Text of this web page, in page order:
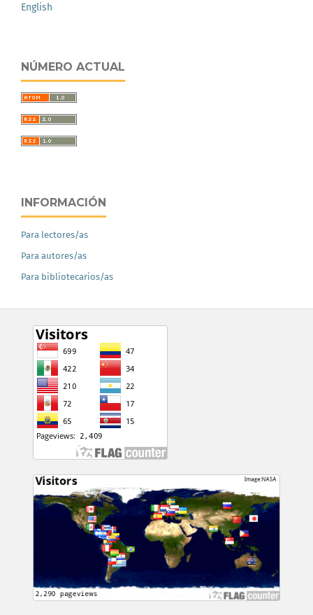
English
NÚMERO ACTUAL
INFORMACIÓN
Para lectores/as
Para autores/as
Para bibliotecarios/as